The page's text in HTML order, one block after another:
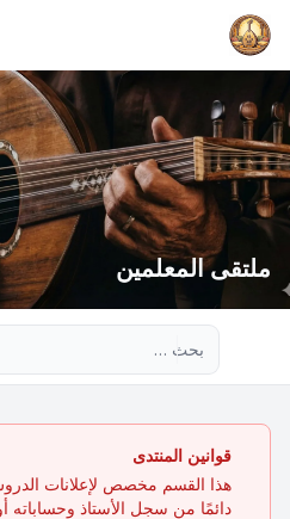
ملتقى المعلمين
قوانين المنتدى
هذا القسم مخصص لإعلانات
دائمًا من سجل الأستاذ